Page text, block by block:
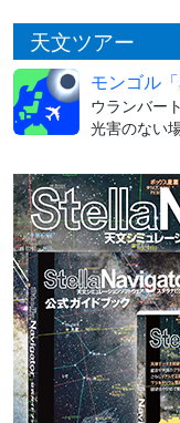
天文ツアー
モンゴル
ウランバー
光害のない